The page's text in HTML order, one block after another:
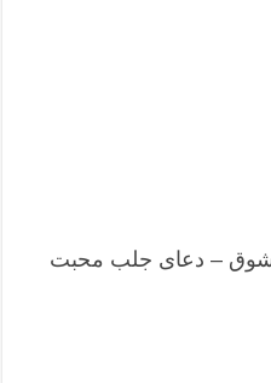
– دعای جلب محبت